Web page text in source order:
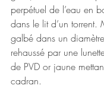
perpétuel de l’eau en
dans le lit d’un torrent.
galbé dans un
rehaussé par une
de PVD or jaune
cadran.